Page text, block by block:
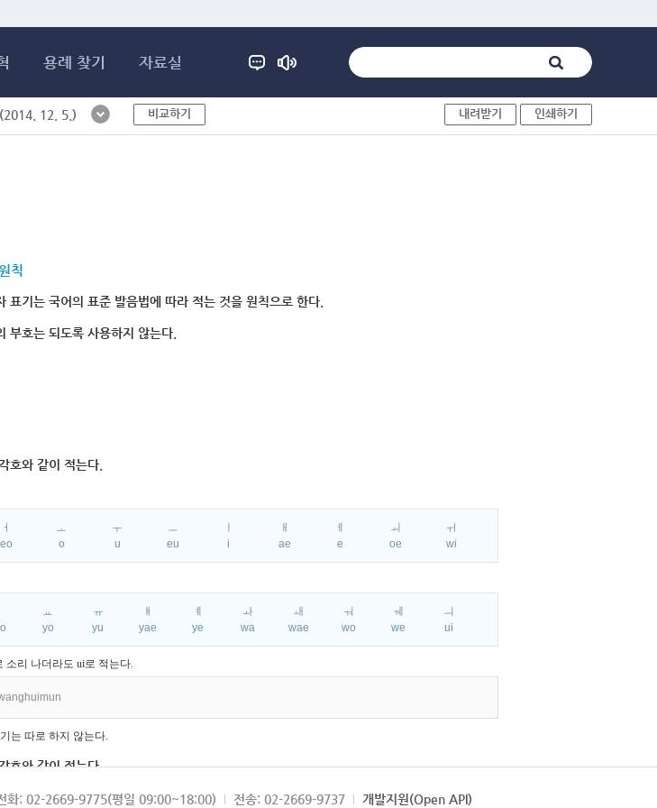
용례 찾기 자료실
12. 5.) 비교하기 내려받기 인쇄하기
칙
표기는 국어의 표준 발음법에 따라 적는 것을 원칙으로 한다.
부호는 되도록 사용하지 않는다.
호와 같이 적는다.
ㅓ
eo
ㅗ
o
ㅜ
u
ㅡ
eu
i
ㅐ
ae
ㅔ
e
ㅚ
oe
ㅟ
wi
ㅛ
yo
ㅠ
yu
ㅒ
yae
ㅖ
ye
ㅘ
wa
ㅙ
wae
ㅝ
wo
ㅞ
we
ㅢ
ui
소리 나더라도 ui로 적는다.
는 따로 하지 않는다.
호와 같이 적는다.
화: 02-2669-9775(평일 09:00~18:00) 전송: 02-2669-9737 개발지원(Open API)